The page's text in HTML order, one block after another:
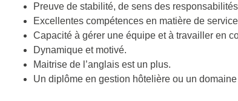
Preuve de stabilité, de sens des
Excellentes compétences en matière de
Capacité à gérer une équipe et à travailler en
Dynamique et motivé.
Maitrise de l’anglais est un plus.
Un diplôme en gestion hôtelière ou un